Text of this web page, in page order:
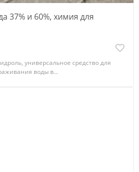
37% и 60%, химия для
универсальное средство для
воды в...